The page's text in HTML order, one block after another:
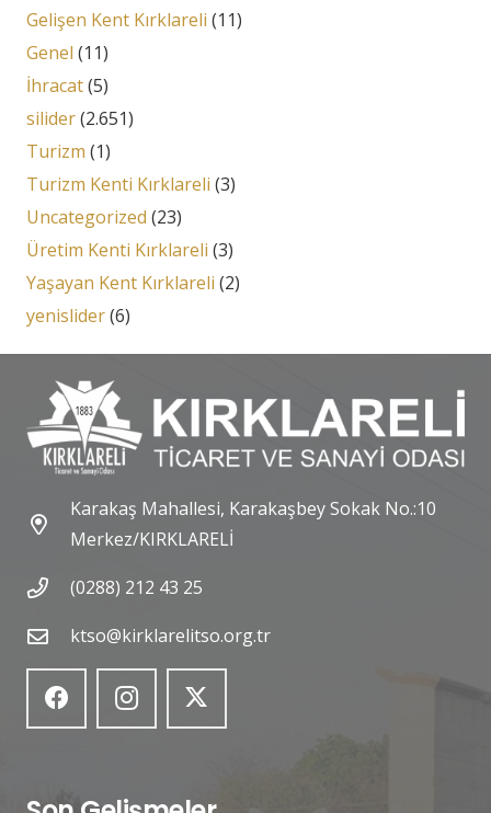
Gelişen Kent Kırklareli (11)
Genel (11)
İhracat(5)
silider(2.651)
Turizm (1)
Turizm Kenti Kırklareli (3)
Uncategorized (23)
Üretim Kenti Kırklareli (3)
Yaşayan Kent Kırklareli (2)
yenislider(6)
Karakaş Mahallesi, Karakaşbey Sokak No.:10
Merkez/KIRKLARELİ
(0288) 212 43 25
ktso@kirklarelitso.org.tr